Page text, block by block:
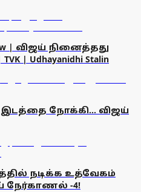
| விஜய் நினைத்தது
| Udhayanidhi Stalin
இடத்தை நோக்கி... விஜய்
நடிக்க உத்வேகம்
நேர்காணல் -4!